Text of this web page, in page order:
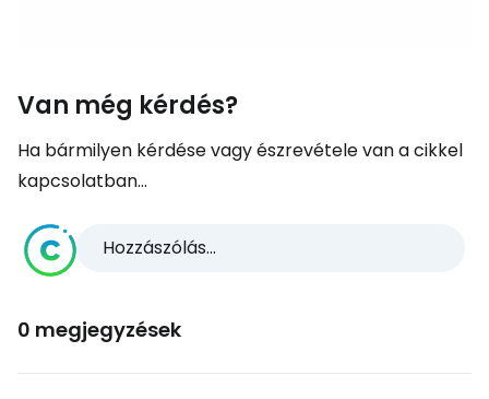
Van még kérdés?
Ha bármilyen kérdése vagy észrevétele van a cikkel
kapcsolatban...
Hozzászólás...
0 megjegyzések